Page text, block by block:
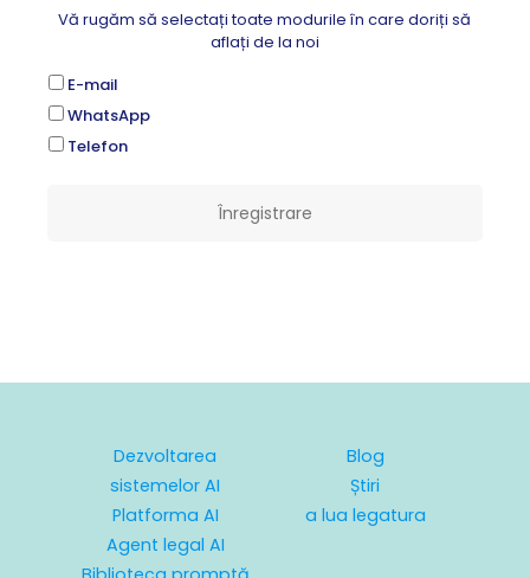
Vă rugăm să selectați toate modurile în care doriți să
aflați de la noi
E-mail
WhatsApp
Telefon
Înregistrare
Dezvoltarea
sistemelor AI
Platforma AI
Agent legal AI
Blog
Știri
a lua legatura